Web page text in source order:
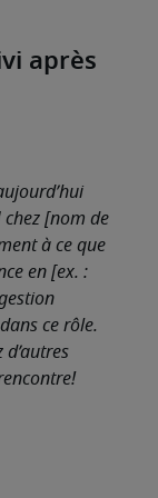
après
[nom de
à ce que
en [ex. :
ce rôle.
d’autres